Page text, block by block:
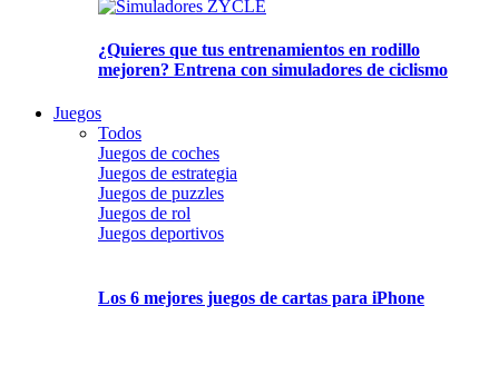
¿Quieres que tus entrenamientos en rodillo
mejoren? Entrena con simuladores de ciclismo
Juegos
Todos
Juegos de coches
Juegos de estrategia
Juegos de puzzles
Juegos de rol
Juegos deportivos
Los 6 mejores juegos de cartas para iPhone